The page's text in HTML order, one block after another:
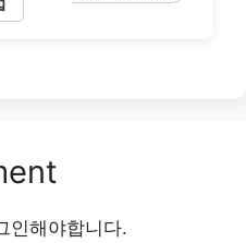
인해야합니다.